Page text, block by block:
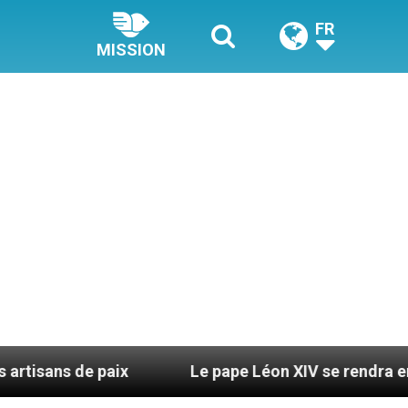
MISSION
FR
paix Le pape Léon XIV se rendra en